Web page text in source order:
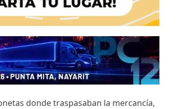
donde traspasaban la mercancía,